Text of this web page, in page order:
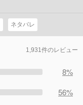
ネタバレ
1,931件のレビュー
8%
56%